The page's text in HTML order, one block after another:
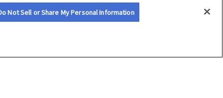
会員優待サービスの提携をご検討の方へ
Not Sell or Share My Personal Information